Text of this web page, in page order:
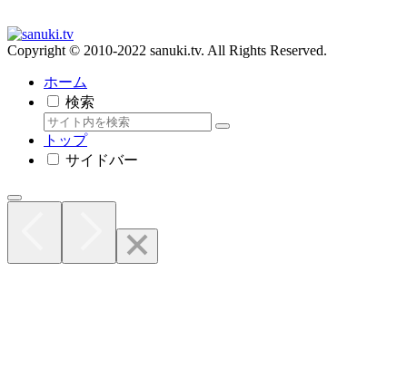
Copyright © 2010-2022 sanuki.tv. All Rights Reserved.
ホーム
検索
トップ
サイドバー